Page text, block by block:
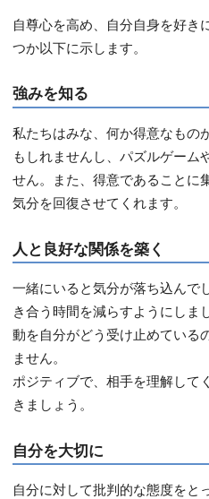
自尊心を高め、自分自身を好き
つか以下に示します。
強みを知る
私たちはみな、何か得意なもの
もしれませんし、パズルゲーム
せん。また、得意であることに
気分を回復させてくれます。
人と良好な関係を築く
一緒にいると気分が落ち込んで
き合う時間を減らすようにしま
動を自分がどう受け止めている
ません。
ポジティブで、相手を理解して
きましょう。
自分を大切に
自分に対して批判的な態度をと